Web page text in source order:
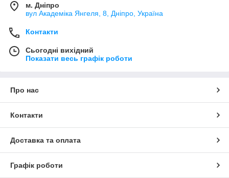
м. Дніпро
вул Академіка Янгеля, 8, Дніпро, Україна
Контакти
Сьогодні вихідний
Показати весь графік роботи
Про нас
Контакти
Доставка та оплата
Графік роботи